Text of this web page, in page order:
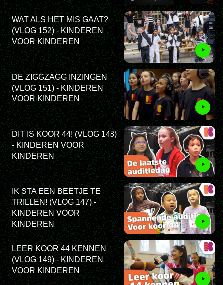
WAT ALS HET MIS GAAT?
(VLOG 152) - KINDEREN
VOOR KINDEREN
DE ZIGGZAGG INZINGEN
(VLOG 151) - KINDEREN
VOOR KINDEREN
DIT IS KOOR 44! (VLOG 148)
- KINDEREN VOOR
KINDEREN
IK STA EEN BEETJE TE
TRILLEN! (VLOG 147) -
KINDEREN VOOR
KINDEREN
LEER KOOR 44 KENNEN
(VLOG 149) - KINDEREN
VOOR KINDEREN